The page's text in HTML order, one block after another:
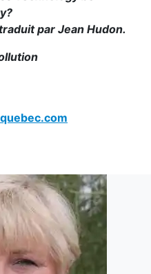
par Jean Hudon.